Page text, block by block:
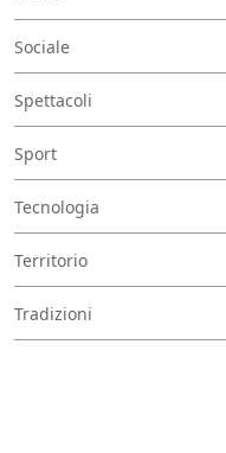
Sociale
Spettacoli
Sport
Tecnologia
Territorio
Tradizioni